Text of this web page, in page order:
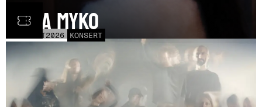
OCT2026 KONSERT
Olga Myko